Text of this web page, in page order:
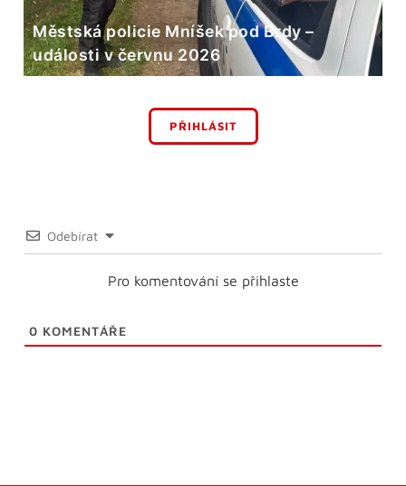
Městská policie Mníšek pod Brdy –
události v červnu 2026
PŘIHLÁSIT
Odebírat
Pro komentování se přihlaste
0 KOMENTÁŘE